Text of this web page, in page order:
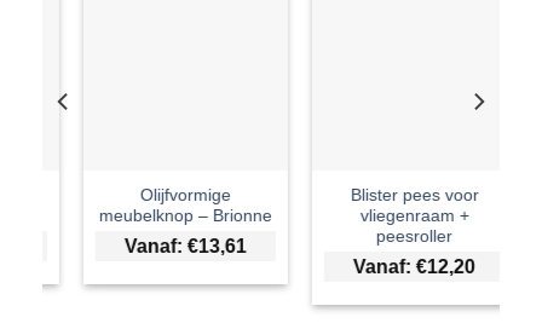
Blister pees voor
vliegenraam +
peesroller
PVC dakgoot uitlaat
links
€10,40